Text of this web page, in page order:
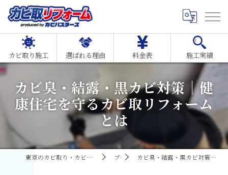
カビ取り施工 選ばれる理由 料金表 施工実績
カビ臭・結露・黒カビ対策｜健
康住宅を守るカビ取リフォーム
とは
東京のカビ取り・カビ対策ならMIST工法®カビ取リフォーム ブログ カビ臭・結露・黒カビ対策｜健康住宅を守るカビ取リフォームとは